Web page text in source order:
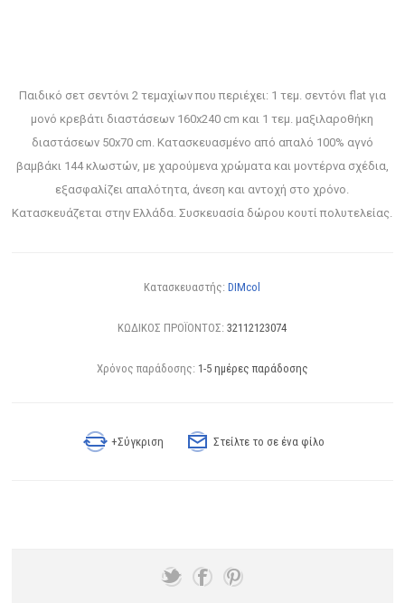
Παιδικό σετ σεντόνι 2 τεμαχίων που περιέχει: 1 τεμ. σεντόνι flat για
μονό κρεβάτι διαστάσεων 160x240 cm και 1 τεμ. μαξιλαροθήκη
διαστάσεων 50x70 cm. Κατασκευασμένο από απαλό 100% αγνό
βαμβάκι 144 κλωστών, με χαρούμενα χρώματα και μοντέρνα σχέδια,
εξασφαλίζει απαλότητα, άνεση και αντοχή στο χρόνο.
Κατασκευάζεται στην Ελλάδα. Συσκευασία δώρου κουτί πολυτελείας.
Κατασκευαστής: DIMcol
ΚΩΔΙΚΟΣ ΠΡΟΪΟΝΤΟΣ: 32112123074
Χρόνος παράδοσης: 1-5 ημέρες παράδοσης
+Σύγκριση Στείλτε το σε ένα φίλο